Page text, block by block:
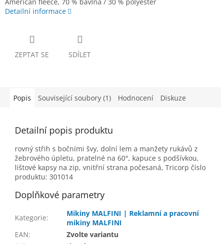
American fleece, 70 % bavlna / 30 % polyester
Detailní informace
ZEPTAT SE SDÍLET
Popis Související soubory (1) Hodnocení Diskuze
Detailní popis produktu
rovný střih s bočními švy, dolní lem a manžety rukávů z
žebrového úpletu, pratelné na 60°, kapuce s podšívkou,
lištové kapsy na zip, vnitřní strana počesaná, Tricorp číslo
produktu: 301014
Doplňkové parametry
Kategorie:
Mikiny MALFINI | Reklamní a pracovní
mikiny MALFINI
EAN:
Zvolte variantu